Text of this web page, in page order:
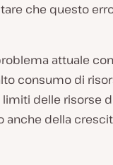
che questo
attuale
consumo di
delle risorse
anche della